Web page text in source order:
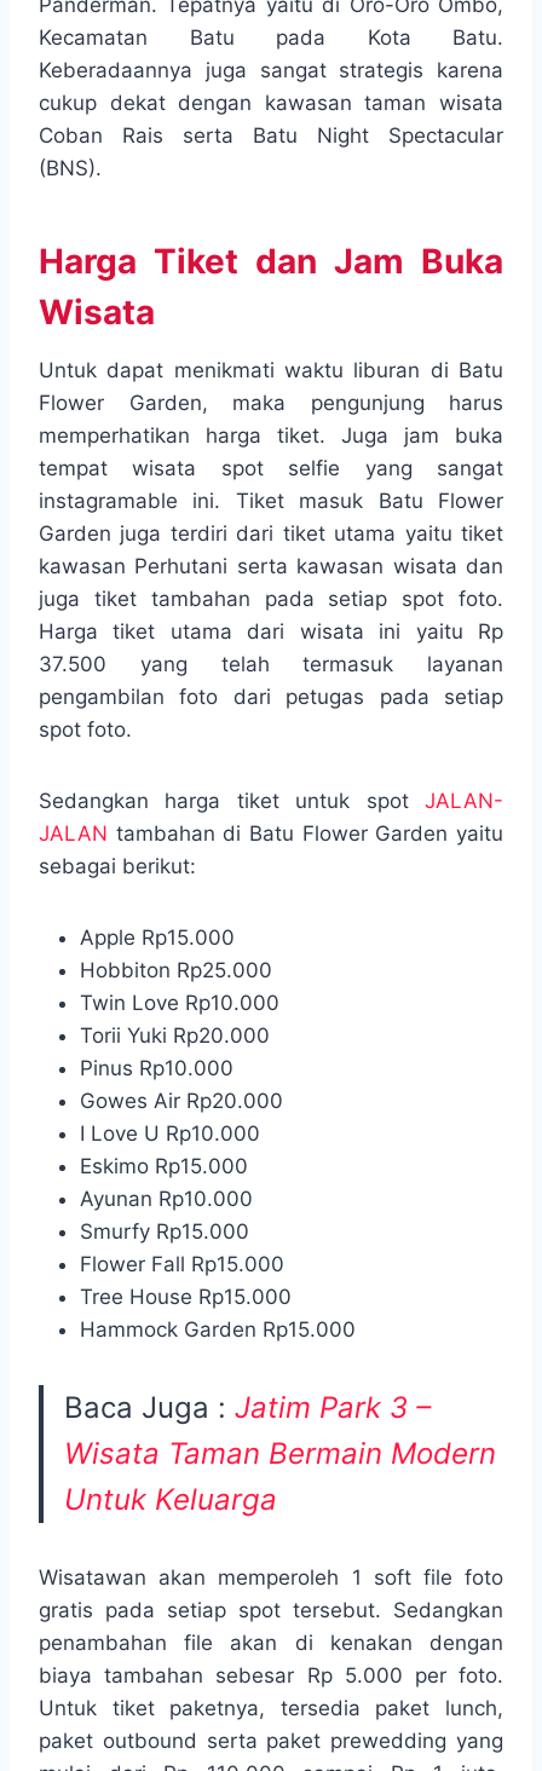
Panderman. Tepatnya yaitu di Oro-Oro Ombo,
Kecamatan Batu pada Kota Batu.
Keberadaannya juga sangat strategis karena
cukup dekat dengan kawasan taman wisata
Coban Rais serta Batu Night Spectacular
(BNS).
Harga Tiket dan Jam Buka
Wisata
Untuk dapat menikmati waktu liburan di Batu
Flower Garden, maka pengunjung harus
memperhatikan harga tiket. Juga jam buka
tempat wisata spot selfie yang sangat
instagramable ini. Tiket masuk Batu Flower
Garden juga terdiri dari tiket utama yaitu tiket
kawasan Perhutani serta kawasan wisata dan
juga tiket tambahan pada setiap spot foto.
Harga tiket utama dari wisata ini yaitu Rp
37.500 yang telah termasuk layanan
pengambilan foto dari petugas pada setiap
spot foto.
Sedangkan harga tiket untuk spot JALAN-
JALAN tambahan di Batu Flower Garden yaitu
sebagai berikut:
Apple Rp15.000
Hobbiton Rp25.000
Twin Love Rp10.000
Torii Yuki Rp20.000
Pinus Rp10.000
Gowes Air Rp20.000
I Love U Rp10.000
Eskimo Rp15.000
Ayunan Rp10.000
Smurfy Rp15.000
Flower Fall Rp15.000
Tree House Rp15.000
Hammock Garden Rp15.000
Baca Juga : Jatim Park 3 –
Wisata Taman Bermain Modern
Untuk Keluarga
Wisatawan akan memperoleh 1 soft file foto
gratis pada setiap spot tersebut. Sedangkan
penambahan file akan di kenakan dengan
biaya tambahan sebesar Rp 5.000 per foto.
Untuk tiket paketnya, tersedia paket lunch,
paket outbound serta paket prewedding yang